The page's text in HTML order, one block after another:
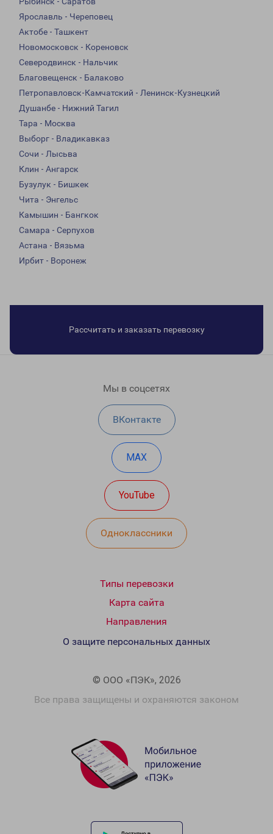
Ярославль - Череповец
Актобе - Ташкент
Новомосковск - Кореновск
Северодвинск - Нальчик
Благовещенск - Балаково
Петропавловск-Камчатский - Ленинск-Кузнецкий
Душанбе - Нижний Тагил
Тара - Москва
Выборг - Владикавказ
Сочи - Лысьва
Клин - Ангарск
Бузулук - Бишкек
Чита - Энгельс
Камышин - Бангкок
Самара - Серпухов
Астана - Вязьма
Ирбит - Воронеж
Рассчитать и заказать перевозку
Мы в соцсетях
ВКонтакте
MAX
YouTube
Одноклассники
Типы перевозки
Карта сайта
Направления
© ООО «ПЭК», 2026
Все права защищены и охраняются законом
О защите персональных данных